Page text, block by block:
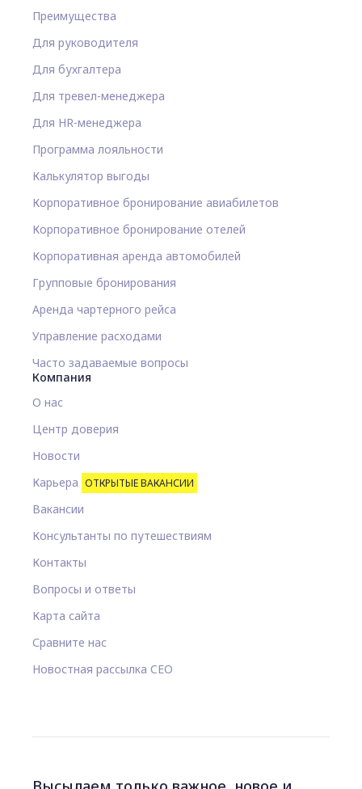
Преимущества
Для руководителя
Для бухгалтера
Для тревел-менеджера
Для HR-менеджера
Программа лояльности
Калькулятор выгоды
Корпоративное бронирование авиабилетов
Корпоративное бронирование отелей
Корпоративная аренда автомобилей
Групповые бронирования
Аренда чартерного рейса
Управление расходами
Часто задаваемые вопросы
Компания
О нас
Центр доверия
Новости
Карьера ОТКРЫТЫЕ ВАКАНСИИ
Вакансии
Консультанты по путешествиям
Контакты
Вопросы и ответы
Карта сайта
Сравните нас
Новостная рассылка CEO